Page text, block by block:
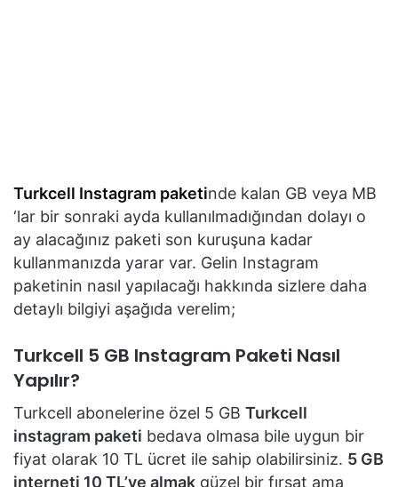
Turkcell Instagram paketinde kalan GB veya MB
‘lar bir sonraki ayda kullanılmadığından dolayı o
ay alacağınız paketi son kuruşuna kadar
kullanmanızda yarar var. Gelin Instagram
paketinin nasıl yapılacağı hakkında sizlere daha
detaylı bilgiyi aşağıda verelim;
Turkcell 5 GB Instagram Paketi Nasıl
Yapılır?
Turkcell abonelerine özel 5 GB Turkcell
instagram paketi bedava olmasa bile uygun bir
fiyat olarak 10 TL ücret ile sahip olabilirsiniz. 5 GB
interneti 10 TL’ye almak güzel bir fırsat ama